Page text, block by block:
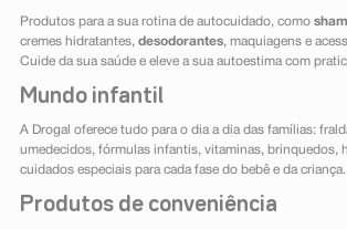
Produtos para a sua rotina de autocuidado, como
cremes hidratantes, desodorantes, maquiagens e
Cuide da sua saúde e eleve a sua autoestima com
Mundo infantil
A Drogal oferece tudo para o dia a dia das famílias:
umedecidos, fórmulas infantis, vitaminas, brinquedos,
cuidados especiais para cada fase do bebê e da criança.
Produtos de conveniência